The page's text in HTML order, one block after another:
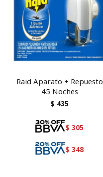
Raid Aparato + Repuesto
45 Noches
$ 435
$ 305
$ 348